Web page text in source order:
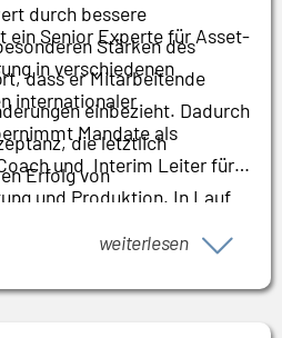
durch bessere
Stärken des
dass er Mitarbeitende
einbezieht. Dadurch
die letztlich
Erfolg von
ist.
ein Senior Experte für Asset-
in verschiedenen
internationaler
Mandate als
und Interim Leiter für
und Produktion. In Lauf
Service-Kontraktoren in
von Unternehmen selbst
weiterlesen